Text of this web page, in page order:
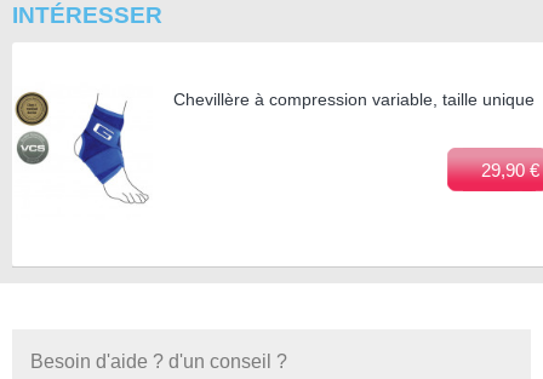
INTÉRESSER
Chevillère à compression variable, taille unique
29,90 €
Besoin d'aide ? d'un conseil ?